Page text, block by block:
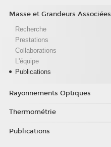
Masse et Grandeurs Associées
Recherche
Prestations
Collaborations
L'équipe
Publications
Rayonnements Optiques
Thermométrie
Publications